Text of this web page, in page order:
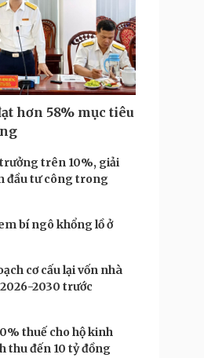
nghệ
Sành điệu
Tin Công nghệ
Trải nghiệm
Chuyển đổi số
Câu chuyện thời sự
Đọc truyện đêm khuya
Cửa sổ tình yêu
hơn 58% mục tiêu
trên 10%, giải
đầu tư công trong
bí ngô khổng lồ ở
cơ cấu lại vốn nhà
2030 trước
thuế cho hộ kinh
thu đến 10 tỷ đồng